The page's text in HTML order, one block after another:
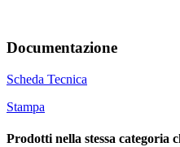
Documentazione
Scheda Tecnica
Stampa
Prodotti nella stessa categoria